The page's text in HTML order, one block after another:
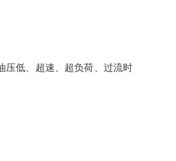
压低、超速、超负荷、过流时